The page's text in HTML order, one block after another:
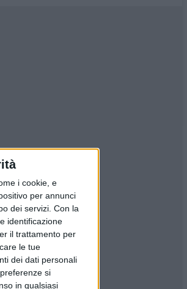
i cookie, e
per annunci
dei servizi. Con la
identificazione
il trattamento per
le tue
dei dati personali
si
in qualsiasi